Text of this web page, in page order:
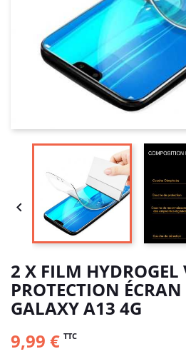

2 X FILM HYDROGEL
PROTECTION
GALAXY A13 4G
9,99 € TTC